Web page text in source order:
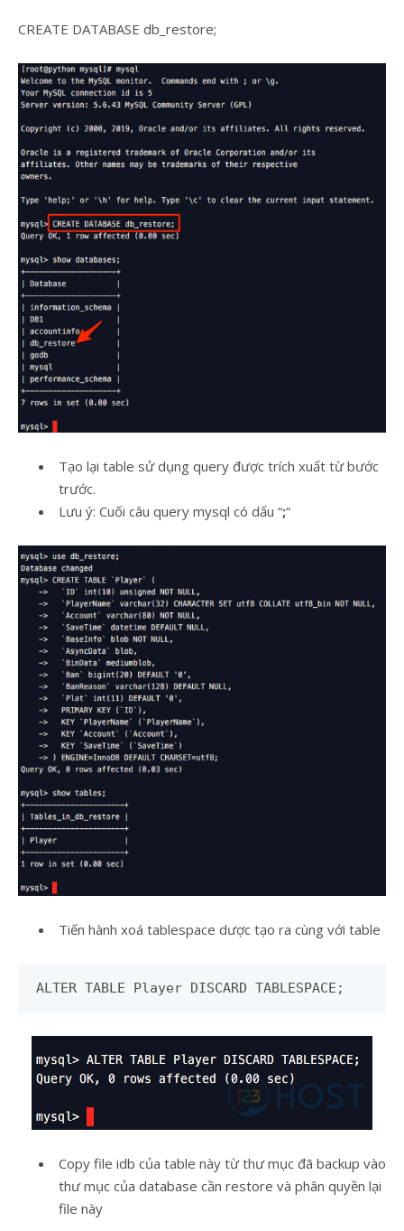
CREATE DATABASE db_restore;
Tạo lại table sử dụng query được trích xuất từ bước
trước.
Lưu ý: Cuối câu query mysql có dấu “;“
Tiến hành xoá tablespace dược tạo ra cùng với table
ALTER TABLE Player DISCARD TABLESPACE;
Copy file idb của table này từ thư mục đã backup vào
thư mục của database cần restore và phân quyền lại
file này